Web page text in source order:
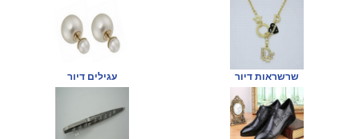
עגילים דיור שרשראות דיור